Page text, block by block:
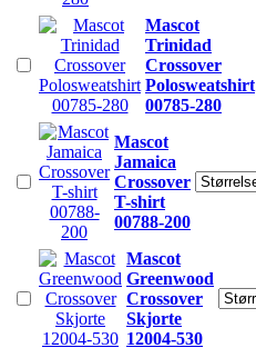
Mascot
Trinidad
Crossover
Polosweatshirt
00785-280
Mascot
Jamaica
Crossover
T-shirt
00788-200
Mascot
Greenwood
Crossover
Skjorte
12004-530